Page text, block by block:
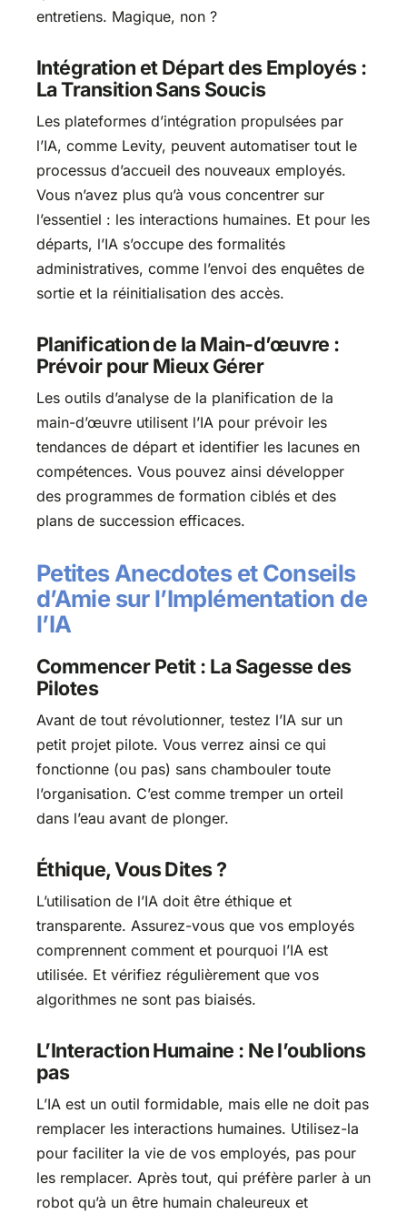
entretiens. Magique, non ?
Intégration et Départ des Employés :
La Transition Sans Soucis
Les plateformes d’intégration propulsées par
l’IA, comme Levity, peuvent automatiser tout le
processus d’accueil des nouveaux employés.
Vous n’avez plus qu’à vous concentrer sur
l’essentiel : les interactions humaines. Et pour les
départs, l’IA s’occupe des formalités
administratives, comme l’envoi des enquêtes de
sortie et la réinitialisation des accès.
Planification de la Main-d’œuvre :
Prévoir pour Mieux Gérer
Les outils d’analyse de la planification de la
main-d’œuvre utilisent l’IA pour prévoir les
tendances de départ et identifier les lacunes en
compétences. Vous pouvez ainsi développer
des programmes de formation ciblés et des
plans de succession efficaces.
Petites Anecdotes et Conseils
d’Amie sur l’Implémentation de
l’IA
Commencer Petit : La Sagesse des
Pilotes
Avant de tout révolutionner, testez l’IA sur un
petit projet pilote. Vous verrez ainsi ce qui
fonctionne (ou pas) sans chambouler toute
l’organisation. C’est comme tremper un orteil
dans l’eau avant de plonger.
Éthique, Vous Dites ?
L’utilisation de l’IA doit être éthique et
transparente. Assurez-vous que vos employés
comprennent comment et pourquoi l’IA est
utilisée. Et vérifiez régulièrement que vos
algorithmes ne sont pas biaisés.
L’Interaction Humaine : Ne l’oublions
pas
L’IA est un outil formidable, mais elle ne doit pas
remplacer les interactions humaines. Utilisez-la
pour faciliter la vie de vos employés, pas pour
les remplacer. Après tout, qui préfère parler à un
robot qu’à un être humain chaleureux et